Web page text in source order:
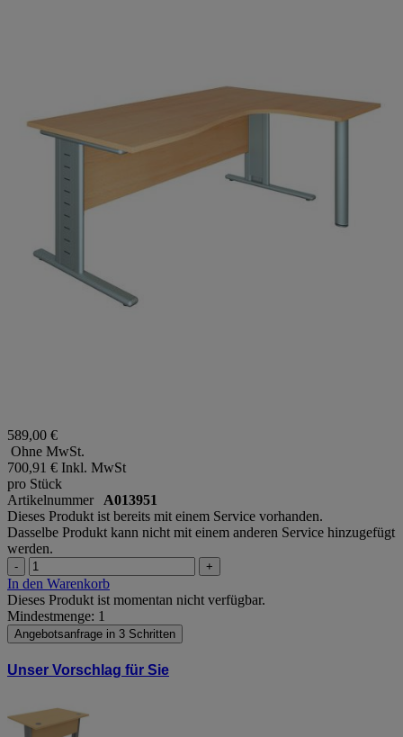
589,00 €
Ohne MwSt.
700,91 € Inkl. MwSt
pro Stück
Artikelnummer A013951
Dieses Produkt ist bereits mit einem Service vorhanden.
Dasselbe Produkt kann nicht mit einem anderen Service hinzugefügt
werden.
- +
In den Warenkorb
Dieses Produkt ist momentan nicht verfügbar.
Mindestmenge: 1
Angebotsanfrage in 3 Schritten
Unser Vorschlag für Sie